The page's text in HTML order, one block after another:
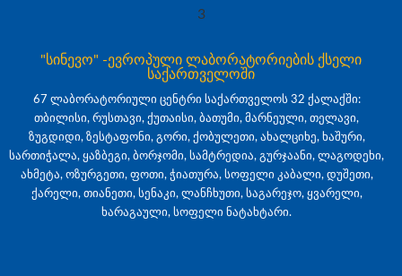
"სინევო" -ევროპული ლაბორატორიების ქსელი
საქართველოში
67 ლაბორატორიული ცენტრი საქართველოს 32 ქალაქში:
თბილისი, რუსთავი, ქუთაისი, ბათუმი, მარნეული, თელავი,
ზუგდიდი, ზესტაფონი, გორი, ქობულეთი, ახალციხე, ხაშური,
სართიჭალა, ყაზბეგი, ბორჯომი, სამტრედია, გურჯაანი, ლაგოდეხი,
ახმეტა, ოზურგეთი, ფოთი, ჭიათურა, სოფელი კაბალი, დუშეთი,
ქარელი, თიანეთი, სენაკი, ლანჩხუთი, საგარეჯო, ყვარელი,
ხარაგაული, სოფელი ნატახტარი.